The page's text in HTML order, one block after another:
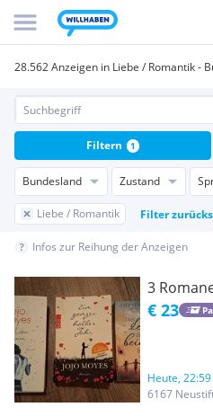
28.562 Anzeigen in Liebe / Romantik -
Bundesland Zustand
Liebe / Romantik Filter
Filtern 1
Infos zur Reihung der Anzeigen
3
€ 23
Heute,
6167